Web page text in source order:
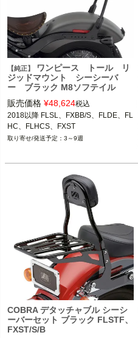
【純正】
ワンピース トール リ
ジッドマウント シーシーバ
ー ブラック M8ソフテイル
販売価格 ¥48,624税込
2018以降 FLSL、FXBB/S、FLDE、FL
HC、FLHCS、FXST
3～9週
COBRA デタッチャブル シーシ
ーバーセット ブラック FLSTF、
FXST/S/B